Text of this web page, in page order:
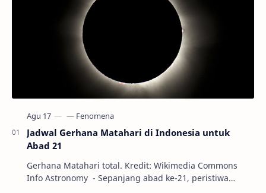
Jadwal Gerhana Matahari di Indonesia untuk
Abad 21
Gerhana Matahari total. Kredit: Wikimedia Commons
Info Astronomy - Sepanjang abad ke-21, peristiwa